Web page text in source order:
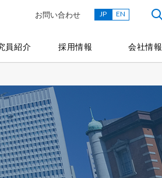
員紹介 採用情報 会社情報
お問い合わせ JP EN